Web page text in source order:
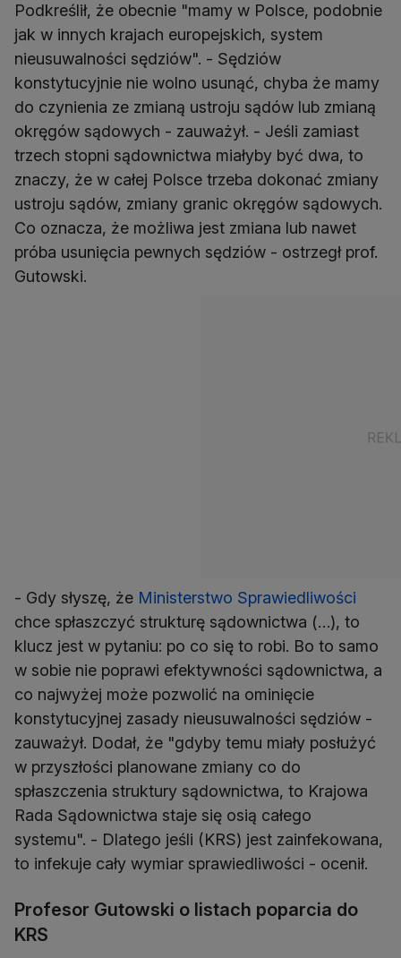
Podkreślił, że obecnie "mamy w Polsce, podobnie
jak w innych krajach europejskich, system
nieusuwalności sędziów". - Sędziów
konstytucyjnie nie wolno usunąć, chyba że mamy
do czynienia ze zmianą ustroju sądów lub zmianą
okręgów sądowych - zauważył. - Jeśli zamiast
trzech stopni sądownictwa miałyby być dwa, to
znaczy, że w całej Polsce trzeba dokonać zmiany
ustroju sądów, zmiany granic okręgów sądowych.
Co oznacza, że możliwa jest zmiana lub nawet
próba usunięcia pewnych sędziów - ostrzegł prof.
Gutowski.
- Gdy słyszę, że Ministerstwo Sprawiedliwości
chce spłaszczyć strukturę sądownictwa (…), to
klucz jest w pytaniu: po co się to robi. Bo to samo
w sobie nie poprawi efektywności sądownictwa, a
co najwyżej może pozwolić na ominięcie
konstytucyjnej zasady nieusuwalności sędziów -
zauważył. Dodał, że "gdyby temu miały posłużyć
w przyszłości planowane zmiany co do
spłaszczenia struktury sądownictwa, to Krajowa
Rada Sądownictwa staje się osią całego
systemu". - Dlatego jeśli (KRS) jest zainfekowana,
to infekuje cały wymiar sprawiedliwości - ocenił.
Profesor Gutowski o listach poparcia do
KRS